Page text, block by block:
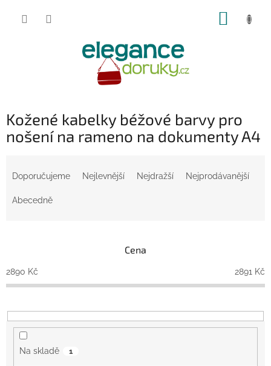
Kožené kabelky béžové barvy pro
nošení na rameno na dokumenty A4
o
d
k
t
Doporučujeme Nejlevnější Nejdražší Nejprodávanější
Abecedně
Cena
2890 Kč 2891 Kč
Na skladě 1